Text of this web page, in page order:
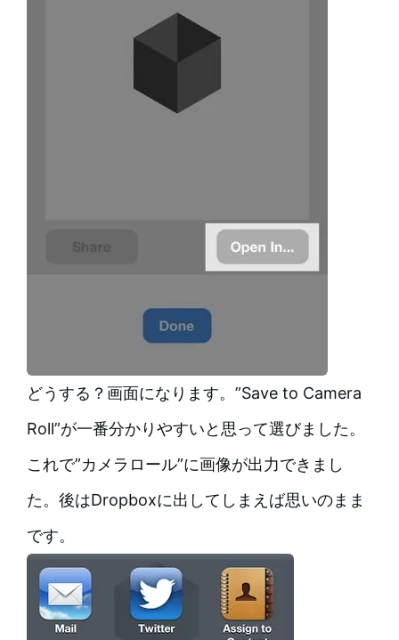
どうする？画面になります。”Save to Camera
Roll”が一番分かりやすいと思って選びました。
これで”カメラロール”に画像が出力できまし
た。後はDropboxに出してしまえば思いのまま
です。